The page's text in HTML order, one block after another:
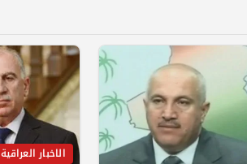
الاخبار العراقية